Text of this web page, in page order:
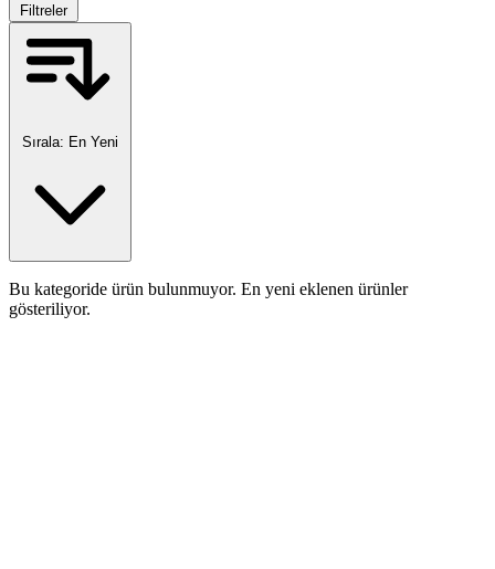
Filtreler
Sırala: En Yeni
Bu kategoride ürün bulunmuyor. En yeni eklenen ürünler
gösteriliyor.